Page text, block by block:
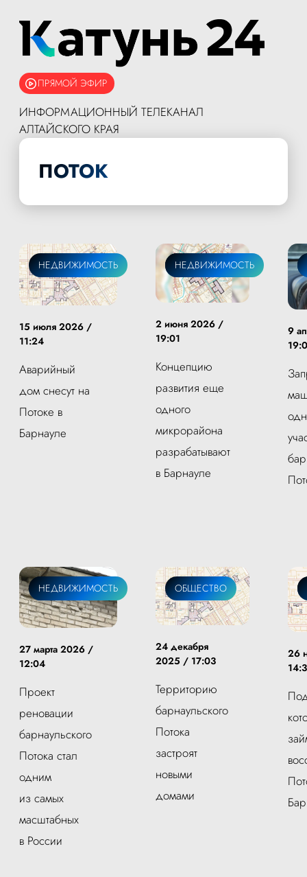
ПРЯМОЙ ЭФИР
ИНФОРМАЦИОННЫЙ ТЕЛЕКАНАЛ
АЛТАЙСКОГО КРАЯ
ПОТОК
НЕДВИЖИМОСТЬ
15 июля 2026 /
11:24
Аварийный
дом снесут на
Потоке в
Барнауле
ОБЩЕСТВО
НЕДВИЖИМОСТЬ
2 июня 2026 /
19:01
Концепцию
развития еще
одного
микрорайона
разрабатывают
в Барнауле
9
ОБЩЕСТВО
НЕДВИЖИМОСТЬ
27 марта 2026 /
12:04
Проект
реновации
барнаульского
Потока стал
одним
из самых
масштабных
в России
ОБЩЕСТВО
24 декабря
2025 / 17:03
Территорию
барнаульского
Потока
застроят
новыми
домами
26